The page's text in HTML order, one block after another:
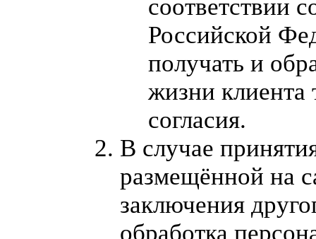
соответствии
Российской
получать и
жизни клиента
согласия.
В случае
размещённой на
заключения
обработка